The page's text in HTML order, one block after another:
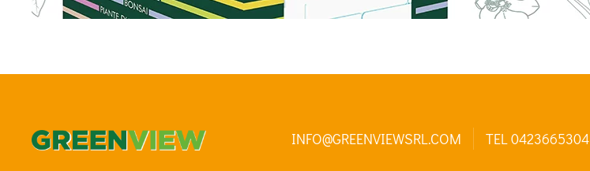
INFO@GREENVIEWSRL.COM TEL 0423665304